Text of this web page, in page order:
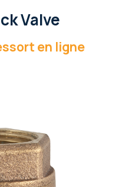
Valve
en ligne